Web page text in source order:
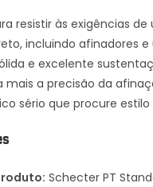
resistir às exigências
incluindo afinadores
e excelente
mais a precisão da
sério que procure estilo
Schecter PT